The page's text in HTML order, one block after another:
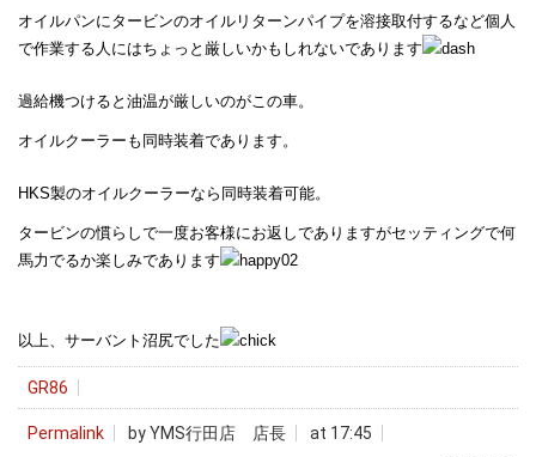
オイルパンにタービンのオイルリターンパイプを溶接取付するなど個人
で作業する人にはちょっと厳しいかもしれないであります
過給機つけると油温が厳しいのがこの車。
オイルクーラーも同時装着であります。
HKS製のオイルクーラーなら同時装着可能。
タービンの慣らしで一度お客様にお返しでありますがセッティングで何
馬力でるか楽しみであります
以上、サーバント沼尻でした
GR86
Permalink by YMS行田店 店長 at 17:45